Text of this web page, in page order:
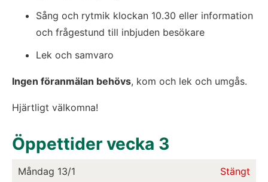
Sång och rytmik klockan 10.30 eller information
och frågestund till inbjuden besökare
Lek och samvaro
Ingen föranmälan behövs, kom och lek och umgås.
Hjärtligt välkomna!
Öppettider vecka 3
Måndag 13/1
Stängt